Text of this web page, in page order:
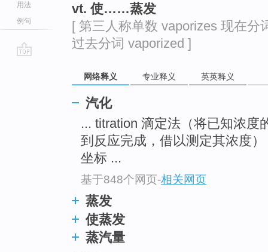
用法
例句
vt. 使……蒸发
[ 第三人称单数 vaporizes 现在分
过去分词 vaporized ]
网络释义 专业释义 英英释义
汽化
... titration 滴定法（将已知浓度
到反应完成，借以测定其浓度）
坐标 ...
基于848个网页-相关网页
蒸发
使蒸发
蒸汽量